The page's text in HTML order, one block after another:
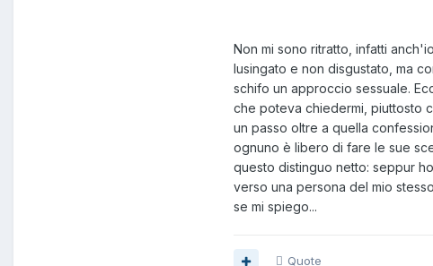
Non mi sono ritratto, infatti
lusingato e non disgustato, ma
schifo un approccio sessuale.
che poteva chiedermi, piuttosto
un passo oltre a quella
ognuno è libero di fare le sue
questo distinguo netto: seppur
verso una persona del mio
se mi spiego...
Quote